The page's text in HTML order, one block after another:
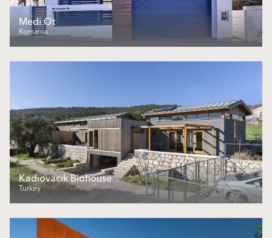
Medi Ot
Romania
Kadıovacık Biohouse
Turkey